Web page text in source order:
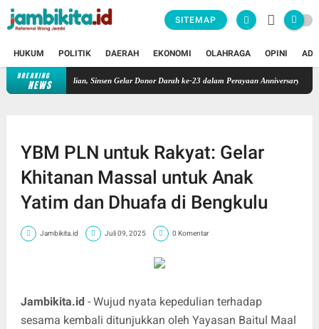
SITEMAP
HUKUM POLITIK DAERAH EKONOMI OLAHRAGA OPINI
BREAKING
NEWS
Alirkan Kepedulian, Sinsen Gelar Donor Darah ke-23 dalam Perayaan Anniversary Sinsen
YBM PLN untuk Rakyat: Gelar
Khitanan Massal untuk Anak
Yatim dan Dhuafa di Bengkulu
Jambikita.id Juli 09, 2025 0 Komentar
Jambikita.id- Wujud nyata kepedulian terhadap
sesama kembali ditunjukkan oleh Yayasan Baitul Maal